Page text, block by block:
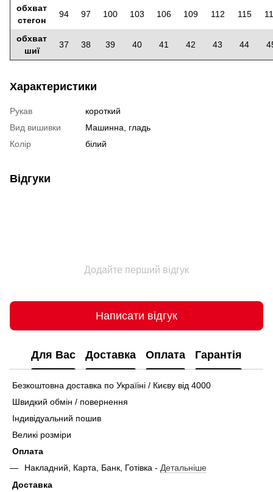
обхват
стегон
94 97 100 103 106 109 112 115
обхват
шиї
37 38 39 40 41 42 43 44
Характеристики
Рукав
короткий
Вид вишивки
Машинна, гладь
Колір
білий
Відгуки
Додайте перший відгук
Написати відгук
Для Вас Доставка Оплата Гарантія
Безкоштовна доставка по Україіні / Києву від 4000
Швидкий обмін / повернення
Індивідуальний пошив
Великі розміри
Оплата
Накладний, Карта, Банк, Готівка - Детальніше
Доставка